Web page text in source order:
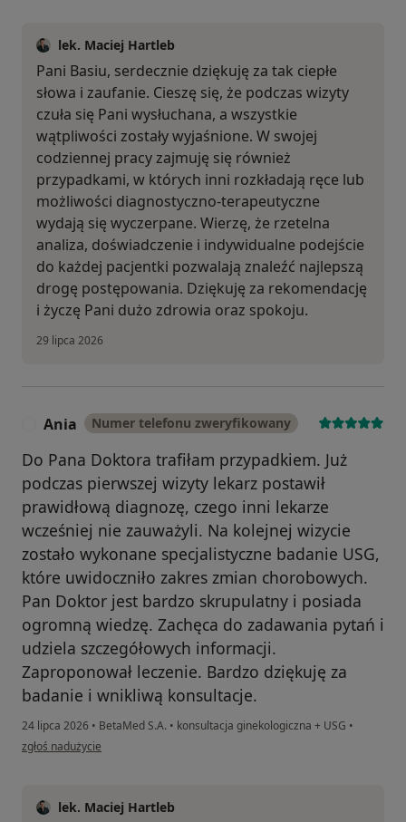
lek. Maciej Hartleb
Pani Basiu, serdecznie dziękuję za tak ciepłe
słowa i zaufanie. Cieszę się, że podczas wizyty
czuła się Pani wysłuchana, a wszystkie
wątpliwości zostały wyjaśnione. W swojej
codziennej pracy zajmuję się również
przypadkami, w których inni rozkładają ręce lub
możliwości diagnostyczno-terapeutyczne
wydają się wyczerpane. Wierzę, że rzetelna
analiza, doświadczenie i indywidualne podejście
do każdej pacjentki pozwalają znaleźć najlepszą
drogę postępowania. Dziękuję za rekomendację
i życzę Pani dużo zdrowia oraz spokoju.
29 lipca 2026
Ania Numer telefonu zweryfikowany
Do Pana Doktora trafiłam przypadkiem. Już
podczas pierwszej wizyty lekarz postawił
prawidłową diagnozę, czego inni lekarze
wcześniej nie zauważyli. Na kolejnej wizycie
zostało wykonane specjalistyczne badanie USG,
które uwidoczniło zakres zmian chorobowych.
Pan Doktor jest bardzo skrupulatny i posiada
ogromną wiedzę. Zachęca do zadawania pytań i
udziela szczegółowych informacji.
Zaproponował leczenie. Bardzo dziękuję za
badanie i wnikliwą konsultacje.
24 lipca 2026 • BetaMed S.A. • konsultacja ginekologiczna + USG •
w opinii użytkownika Ania
zgłoś nadużycie
lek. Maciej Hartleb